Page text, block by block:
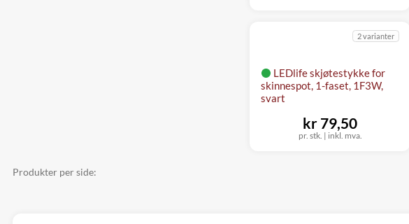
LEDlife skjøtestykke for
skinnespot, 1-faset, 1F3W,
svart
2 varianter
pr. stk. | inkl. mva.
kr 79,50
Produkter per side: